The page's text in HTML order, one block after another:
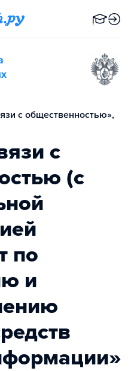
с общественностью»,
с
(с
по
и